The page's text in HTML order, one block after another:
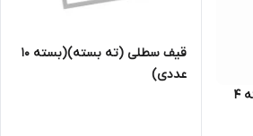
عصا لردی (استاندارد)(بسته 4
قیف سطلی (ته بسته)(بسته ۱۰
عددی)